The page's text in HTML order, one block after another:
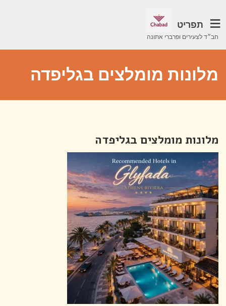
חב״ד לצעירים ופרברי אתונה
תפריט
מלונות מומלצים בגליפדה
מלונות מומלצים בגליפדה